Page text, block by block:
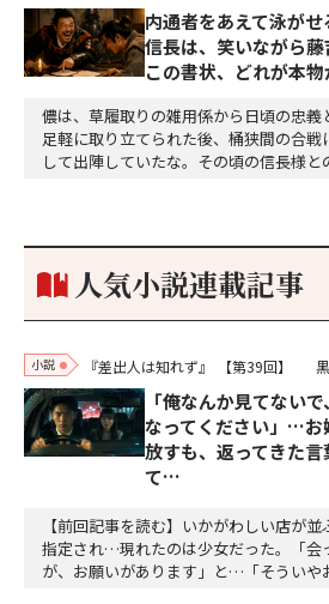
内通者をあえて泳がせ
信長は、笑いながら藤
この書状、どれが本
儂は、草履取りの雑用係から日頃の忠義
足軽に取り立てられた後、桶狭間の合
して出陣していたな。その頃の信長様
り。どうして勝てたのか、未だにわか
人気小説連載記事
小説 『差出人は知れず』 【第39回】
「俺なんか見てない
なってください」…お
放すも、返ってきた
て…
【前回記事を読む】いかがわしい店が
指定され…現れたのは少女だった。「会
が、お願いがあります」と…「そういや